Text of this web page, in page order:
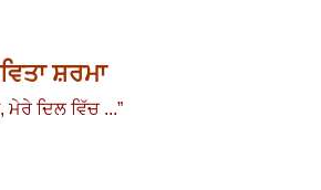
ਸ਼ਰਮਾ
, ਮੇਰੇ ਦਿਲ ਵਿੱਚ ...”